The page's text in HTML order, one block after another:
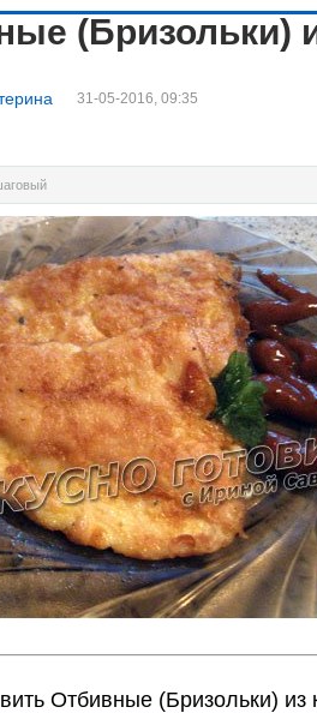
(Бризольки)
31-05-2016, 09:35
Отбивные (Бризольки) из